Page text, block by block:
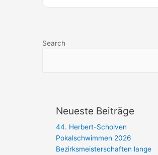
Search
Neueste Beiträge
44. Herbert-Scholven
Pokalschwimmen 2026
Bezirksmeisterschaften lange